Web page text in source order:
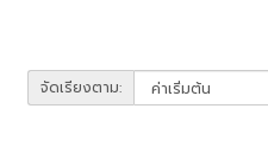
จัดเรียงตาม: